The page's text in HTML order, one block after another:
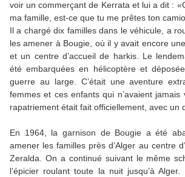
voir un commerçant de Kerrata et lui a dit :
ma famille, est-ce que tu me prêtes ton
Il a chargé dix familles dans le véhicule, a
les amener à Bougie, où il y avait encore
et un centre d’accueil de harkis. Le
été embarquées en hélicoptère et
guerre au large. C’était une aventure
femmes et ces enfants qui n’avaient
rapatriement était fait officiellement, avec un
En 1964, la garnison de Bougie a été
amener les familles près d’Alger au centre
Zeralda. On a continué suivant le même
l’épicier roulant toute la nuit jusqu’à